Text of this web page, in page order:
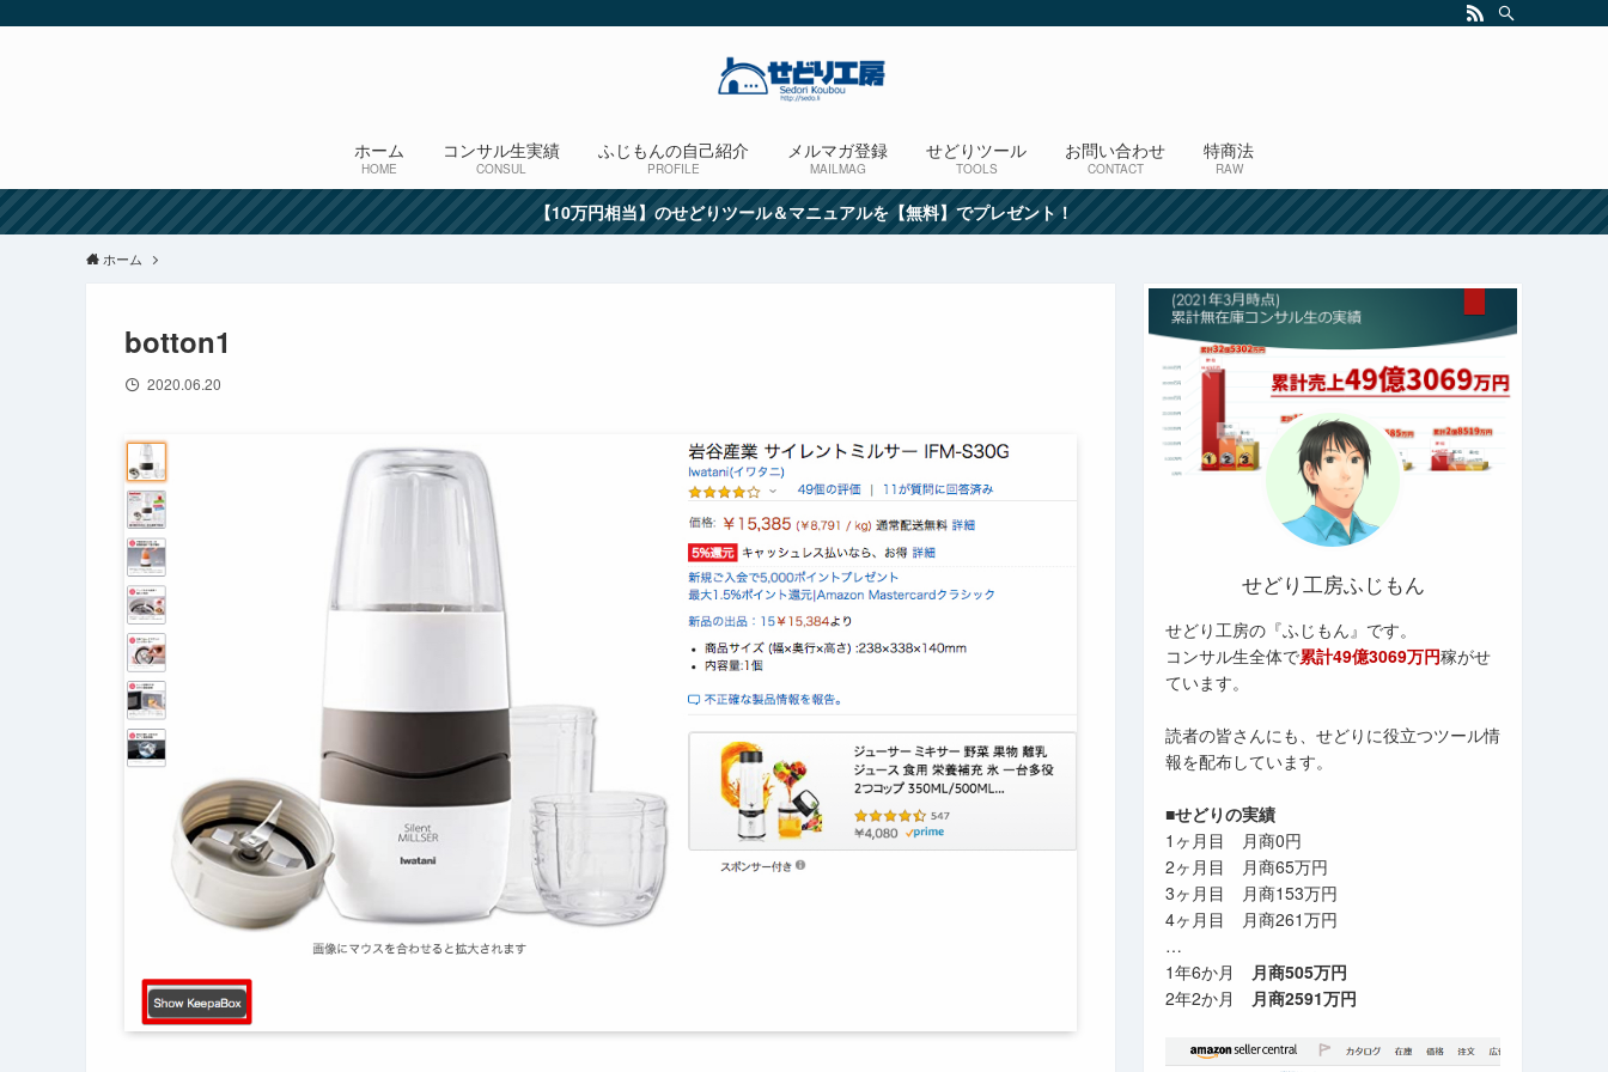
ホーム
HOME
コンサル生実績
CONSUL
ふじもんの自己紹介
PROFILE
メルマガ登録
MAILMAG
せどりツール
TOOLS
お問い合わせ
CONTACT
特商法
RAW
【10万円相当】のせどりツール＆マニュアルを【無料】でプレゼント！
ホーム
botton1
2020.06.20
せどり工房ふじもん
せどり工房の『ふじもん』です。
コンサル生全体で累計49億3069万円稼がせ
ています。
読者の皆さんにも、せどりに役立つツール情
報を配布しています。
■せどりの実績
1ヶ月目 月商0円
2ヶ月目 月商65万円
3ヶ月目 月商153万円
4ヶ月目 月商261万円
…
1年6か月 月商505万円
2年2か月 月商2591万円